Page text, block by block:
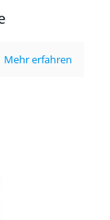
Mehr erfahren